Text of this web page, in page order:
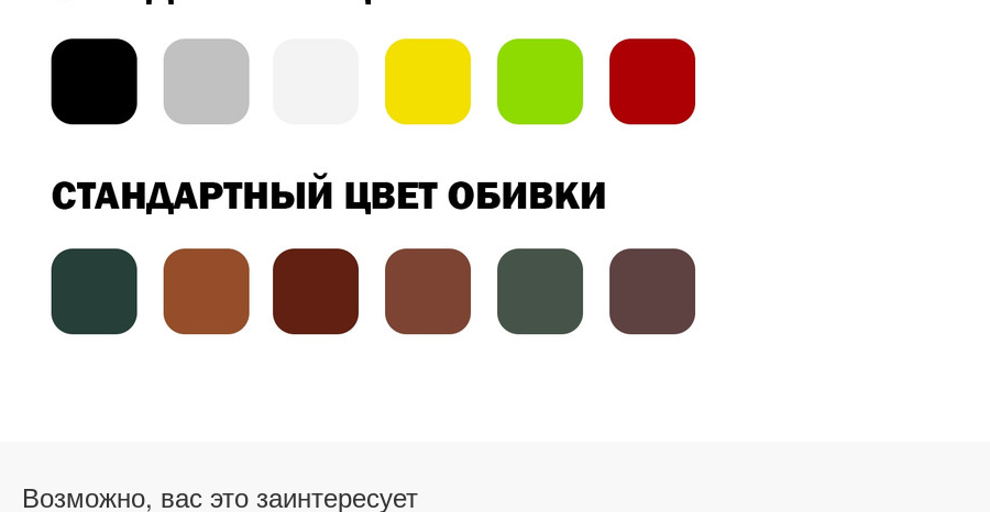
Возможно, вас это заинтересует